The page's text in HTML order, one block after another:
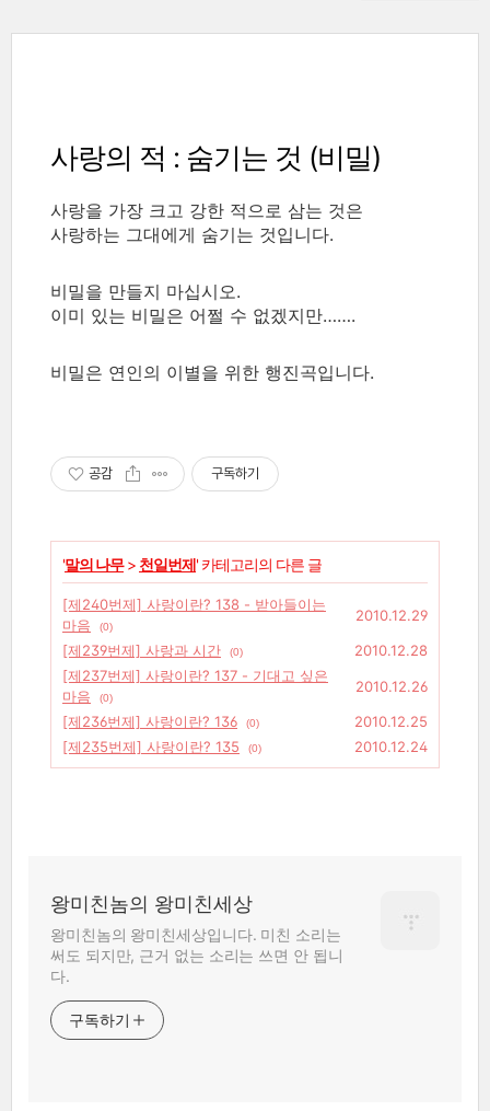
사랑의 적 : 숨기는 것 (비밀)
사랑을 가장 크고 강한 적으로 삼는 것은
사랑하는 그대에게 숨기는 것입니다.
비밀을 만들지 마십시오.
이미 있는 비밀은 어쩔 수 없겠지만…….
비밀은 연인의 이별을 위한 행진곡입니다.
공감 구독하기
'말의 나무> 천일번제' 카테고리의 다른 글
[제240번제] 사랑이란? 138 - 받아들이는
마음
(0)
2010.12.29
[제239번제] 사랑과 시간
(0)
2010.12.28
[제237번제] 사랑이란? 137 - 기대고 싶은
마음
(0)
2010.12.26
[제236번제] 사랑이란? 136
(0)
2010.12.25
[제235번제] 사랑이란? 135
(0) 2010.12.24
왕미친놈의 왕미친세상
왕미친놈의 왕미친세상입니다. 미친 소리는
써도 되지만, 근거 없는 소리는 쓰면 안 됩니
다.
구독하기